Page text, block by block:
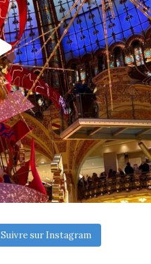
Suivre sur Instagram